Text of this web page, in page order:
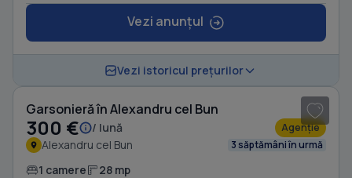
Vezi anunțul
Vezi istoricul prețurilor
Garsonieră în Alexandru cel Bun
300 € / lună Agenție
Alexandru cel Bun 3 săptămâni în urmă
1 camere 28 mp